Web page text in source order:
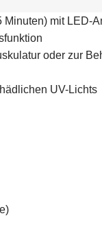
Minuten) mit LED-
oder zur
UV-Lichts